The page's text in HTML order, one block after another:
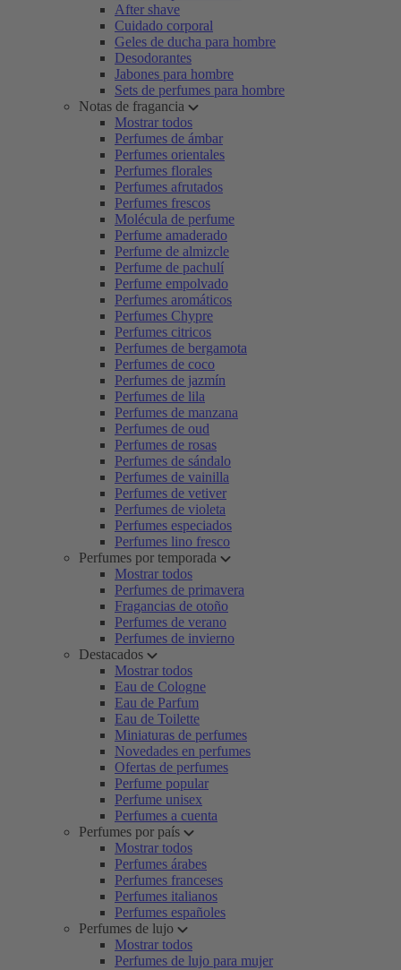
After shave
Cuidado corporal
Geles de ducha para hombre
Desodorantes
Jabones para hombre
Sets de perfumes para hombre
Notas de fragancia
Mostrar todos
Perfumes de ámbar
Perfumes orientales
Perfumes florales
Perfumes afrutados
Perfumes frescos
Molécula de perfume
Perfume amaderado
Perfume de almizcle
Perfume de pachulí
Perfume empolvado
Perfumes aromáticos
Perfumes Chypre
Perfumes citricos
Perfumes de bergamota
Perfumes de coco
Perfumes de jazmín
Perfumes de lila
Perfumes de manzana
Perfumes de oud
Perfumes de rosas
Perfumes de sándalo
Perfumes de vainilla
Perfumes de vetiver
Perfumes de violeta
Perfumes especiados
Perfumes lino fresco
Perfumes por temporada
Mostrar todos
Perfumes de primavera
Fragancias de otoño
Perfumes de verano
Perfumes de invierno
Destacados
Mostrar todos
Eau de Cologne
Eau de Parfum
Eau de Toilette
Miniaturas de perfumes
Novedades en perfumes
Ofertas de perfumes
Perfume popular
Perfume unisex
Perfumes a cuenta
Perfumes por país
Mostrar todos
Perfumes árabes
Perfumes franceses
Perfumes italianos
Perfumes españoles
Perfumes de lujo
Mostrar todos
Perfumes de lujo para mujer